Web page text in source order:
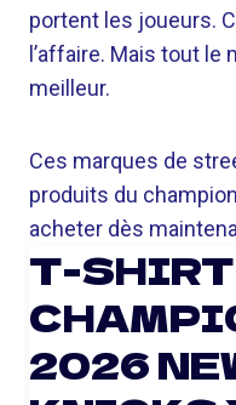
portent les joueurs.
l’affaire. Mais tout
meilleur.
Ces marques de
produits du
acheter dès
T-SHIRT
2026